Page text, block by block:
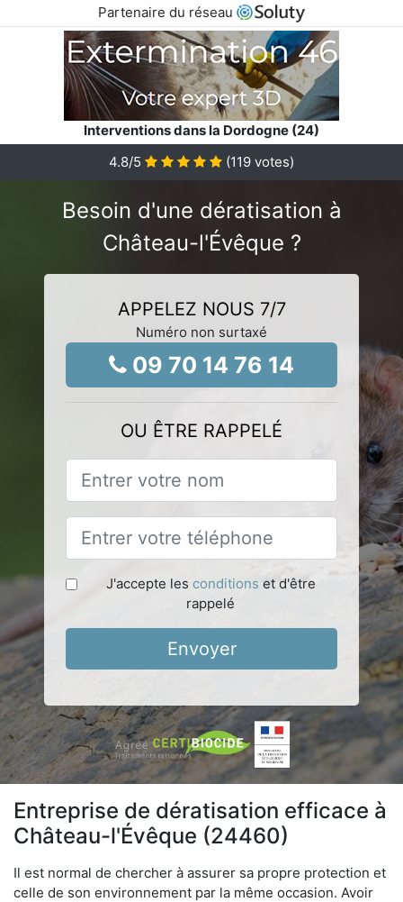
Partenaire du réseau
Interventions dans la Dordogne (24)
4.8/5 (119 votes)
Besoin d'une dératisation à
Château-l'Évêque ?
APPELEZ NOUS 7/7
Numéro non surtaxé
09 70 14 76 14
OU ÊTRE RAPPELÉ
J'accepte les conditions et d'être
rappelé
Envoyer
Entreprise de dératisation efficace à
Château-l'Évêque (24460)
Il est normal de chercher à assurer sa propre protection et
celle de son environnement par la même occasion. Avoir